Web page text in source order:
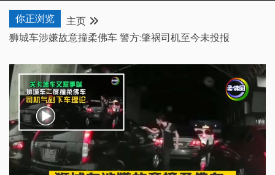
你正浏览
主页
狮城车涉嫌故意撞柔佛车 警方:肇祸司机至今未投报